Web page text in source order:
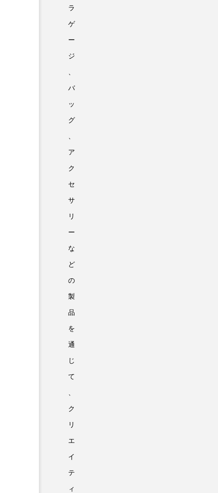
ラ
ゲ
ー
ジ
バ
ッ
グ
ア
ク
セ
サ
リ
ー
な
ど
の
製
品
を
通
じ
て
ク
リ
エ
イ
テ
ィ